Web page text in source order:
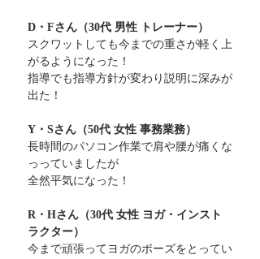
D・Fさん（30代 男性 トレーナー）
スクワットしても今までの重さが軽く上
がるようになった！
指導でも指導方針が変わり説明に深みが
出た！
Y・Sさん（50代 女性 事務業務）
長時間のパソコン作業で肩や腰が痛くな
っっていましたが
全然平気になった！
R・Hさん（30代 女性 ヨガ・インスト
ラクター）
今まで頑張ってヨガのポーズをとってい